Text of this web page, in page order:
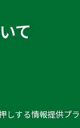
て
しする情報提供プラ